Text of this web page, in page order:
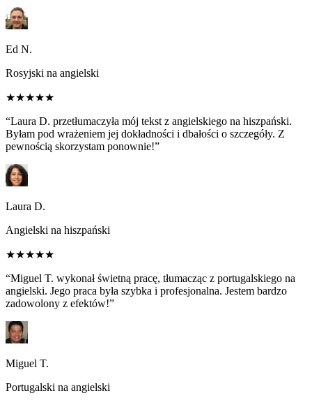
Ed N.
Rosyjski na angielski
★★★★★
“Laura D. przetłumaczyła mój tekst z angielskiego na hiszpański.
Byłam pod wrażeniem jej dokładności i dbałości o szczegóły. Z
pewnością skorzystam ponownie!”
Laura D.
Angielski na hiszpański
★★★★★
“Miguel T. wykonał świetną pracę, tłumacząc z portugalskiego na
angielski. Jego praca była szybka i profesjonalna. Jestem bardzo
zadowolony z efektów!”
Miguel T.
Portugalski na angielski